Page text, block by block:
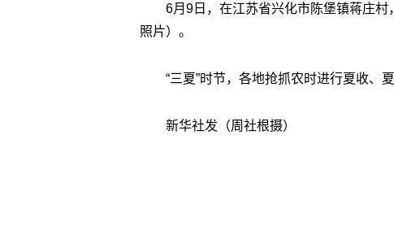
6月9日，在江苏省兴化市陈堡镇蒋庄
照片）。
“三夏”时节，各地抢抓农时进行夏收、
新华社发（周社根摄）